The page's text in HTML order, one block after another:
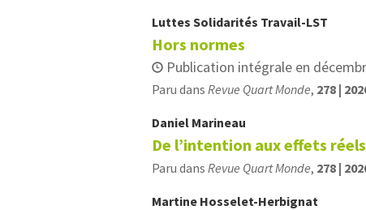
Luttes Solidarités Travail-LST
Hors normes
Publication intégrale en
Paru dans Revue Quart Monde, 278 |
Daniel Marineau
De l’intention aux effets réels
Paru dans Revue Quart Monde, 278 |
Martine Hosselet-Herbignat